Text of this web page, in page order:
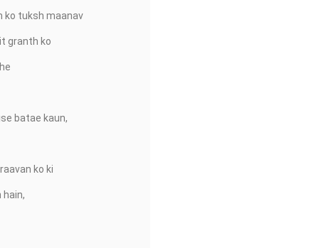
ko tuksh maanav
granth ko
batae kaun,
ko ki
hain,